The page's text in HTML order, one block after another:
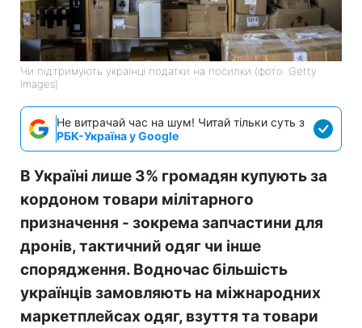
Чи підтримують українці податки на посилки (фото: Getty
Images)
Не витрачай час на шум! Читай тільки суть з
РБК-Україна у Google
В Україні лише 3% громадян купують за
кордоном товари мілітарного
призначення - зокрема запчастини для
дронів, тактичний одяг чи інше
спорядження. Водночас більшість
українців замовляють на міжнародних
маркетплейсах одяг, взуття та товари